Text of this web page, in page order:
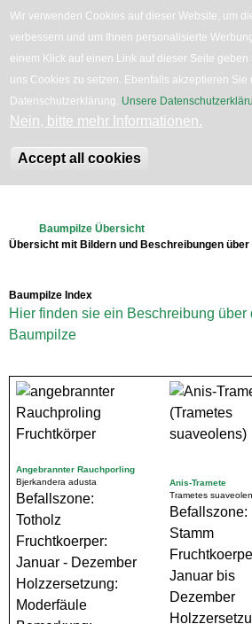
Wir verwenden Cookies auf dieser Website, um
verbessern und um Ihnen personalisierte
einem Klick auf einen Link auf dieser Seite
uns Cookies zu setzen. Ebenfalls akzeptieren Sie
Datenschutzerklärung. Unsere
Nein, bitte mehr Informationen.
Accept all cookies
zum
Baumpilze Übersicht
Übersicht mit Bildern und Beschreibungen
Baumpilze Index
Hier finden sie ein Beschreibung
Baumpilze
Angebrannter Rauchporling
Bjerkandera adusta
Befallszone:
Totholz
Fruchtkoerper:
Januar - Dezember
Holzzersetzung:
Moderfäule
Anis-Tramete
Trametes
Befallszone:
Stamm
Januar bis
Dezember